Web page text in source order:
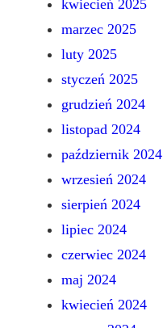
kwiecień 2025
marzec 2025
luty 2025
styczeń 2025
grudzień 2024
listopad 2024
październik 2024
wrzesień 2024
sierpień 2024
lipiec 2024
czerwiec 2024
maj 2024
kwiecień 2024